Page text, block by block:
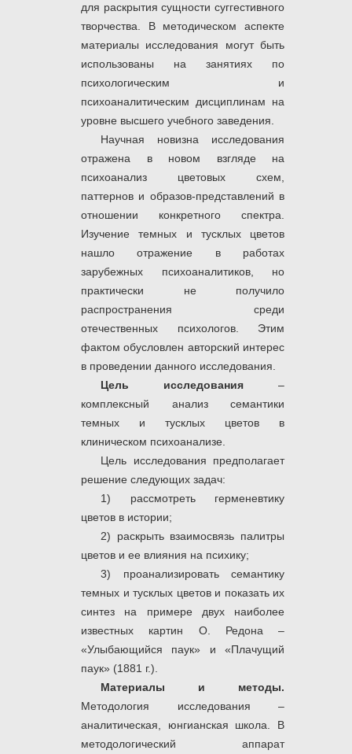
для раскрытия сущности суггестивного
творчества. В методическом аспекте
материалы исследования могут быть
использованы на занятиях по
психологическим и
психоаналитическим дисциплинам на
уровне высшего учебного заведения.
Научная новизна исследования
отражена в новом взгляде на
психоанализ цветовых схем,
паттернов и образов-представлений в
отношении конкретного спектра.
Изучение темных и тусклых цветов
нашло отражение в работах
зарубежных психоаналитиков, но
практически не получило
распространения среди
отечественных психологов. Этим
фактом обусловлен авторский интерес
в проведении данного исследования.
Цель исследования –
комплексный анализ семантики
темных и тусклых цветов в
клиническом психоанализе.
Цель исследования предполагает
решение следующих задач:
1) рассмотреть герменевтику
цветов в истории;
2) раскрыть взаимосвязь палитры
цветов и ее влияния на психику;
3) проанализировать семантику
темных и тусклых цветов и показать их
синтез на примере двух наиболее
известных картин О. Редона –
«Улыбающийся паук» и «Плачущий
паук» (1881 г.).
Материалы и методы.
Методология исследования –
аналитическая, юнгианская школа. В
методологический аппарат